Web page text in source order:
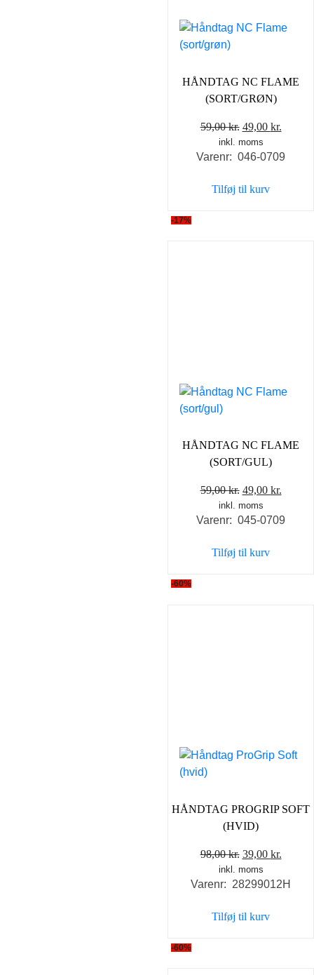
HÅNDTAG NC FLAME
(SORT/GRØN)
59,00kr. Den
oprindelige
pris
59,00 kr..
49,00 kr.
pris
inkl. moms
Varenr: 046-0709
Tilføj til kurv
-17%
HÅNDTAG NC FLAME
(SORT/GUL)
59,00kr. Den
oprindelige
pris
59,00 kr..
49,00 kr.Den
pris
inkl. moms
Varenr: 045-0709
Tilføj til kurv
-60%
HÅNDTAG PROGRIP SOFT
(HVID)
98,00kr. Den
oprindelige
pris
98,00 kr..
39,00 kr.
pris
inkl. moms
Varenr: 28299012H
Tilføj til kurv
-60%